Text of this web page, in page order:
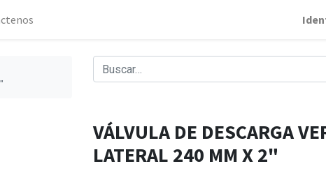
VÁLVULA DE DESCARGA
LATERAL 240 MM X 2"